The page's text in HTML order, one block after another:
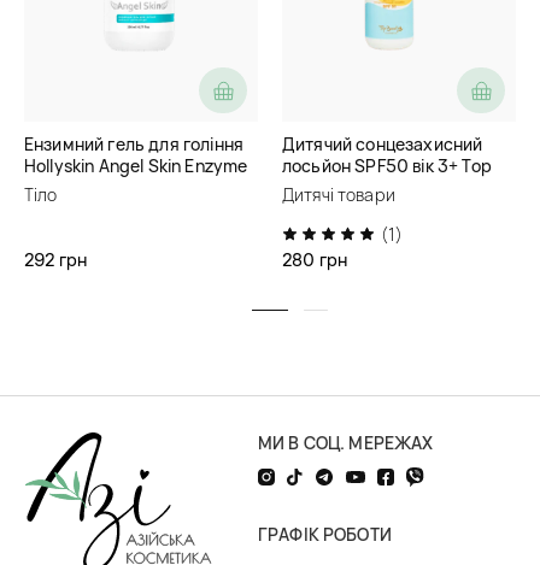
Ензимний гель для гоління
Hollyskin Angel Skin Enzyme
Shaving Gel
Тіло
292 грн
Дитячий сонцезахисний
лосьйон SPF50 вік 3+ Top
Beauty
Дитячі товари
(1)
280 грн
МИ В СОЦ. МЕРЕЖАХ
ГРАФІК РОБОТИ